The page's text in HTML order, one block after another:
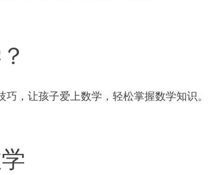
，让孩子爱上数学，轻松掌握数学知识。